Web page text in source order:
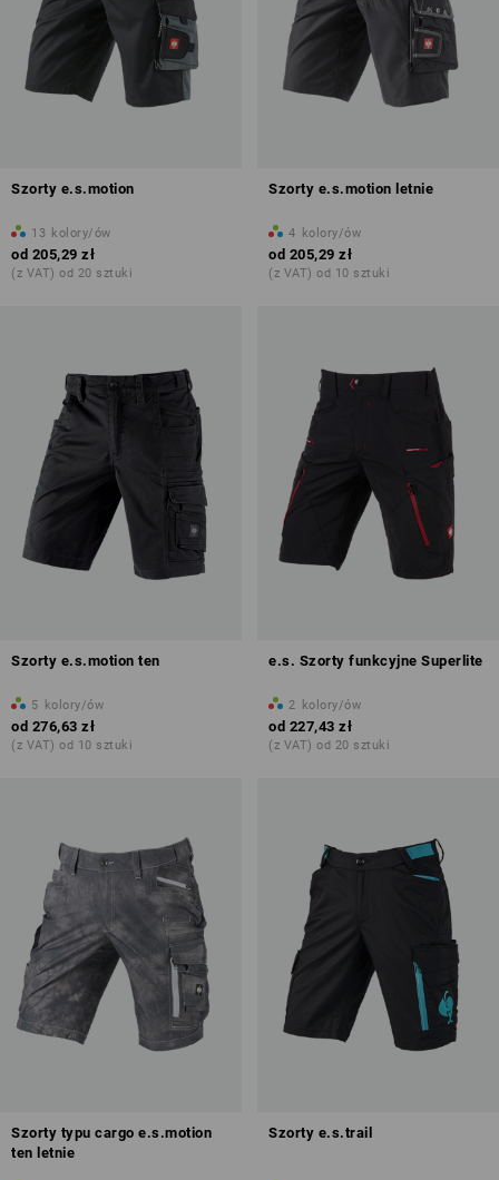
Szorty e.s.motion
13 kolory/ów
od 205,29 zł
(z VAT) od 20 sztuki
Szorty e.s.motion letnie
4 kolory/ów
od 205,29 zł
(z VAT) od 10 sztuki
Szorty e.s.motion ten
5 kolory/ów
od 276,63 zł
(z VAT) od 10 sztuki
e.s. Szorty funkcyjne Superlite
2 kolory/ów
od 227,43 zł
(z VAT) od 20 sztuki
Szorty typu cargo e.s.motion
ten letnie
Szorty e.s.trail